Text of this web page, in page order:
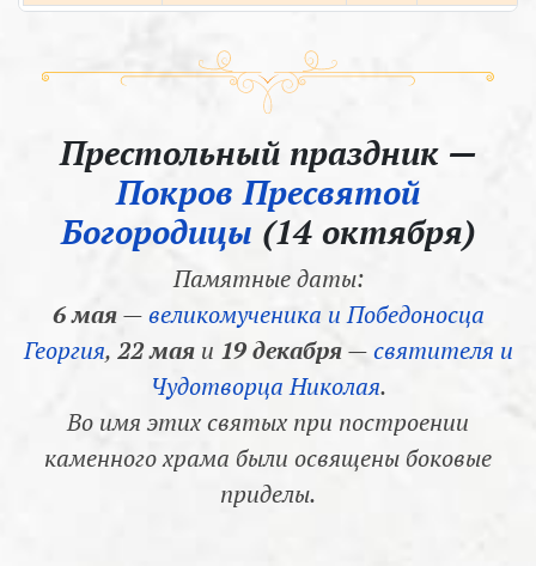
Престольный праздник —
Покров Пресвятой
Богородицы (14 октября)
Памятные даты:
6 мая—великомученика и Победоносца
Георгия, 22 маяи 19 декабря—святителя и
Чудотворца Николая.
Во имя этих святых при построении
каменного храма были освящены боковые
приделы.